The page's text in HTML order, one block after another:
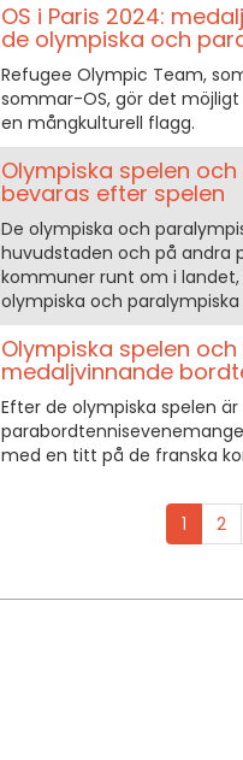
OS i Paris 2024:
de olympiska och
Refugee Olympic Team,
sommar-OS, gör det
en mångkulturell flagg.
Olympiska spelen
bevaras efter spelen
De olympiska och
huvudstaden och på andra
kommuner runt om i
olympiska och
Olympiska spelen
medaljvinnande
Efter de olympiska spelen
med en titt på de franska
1 2